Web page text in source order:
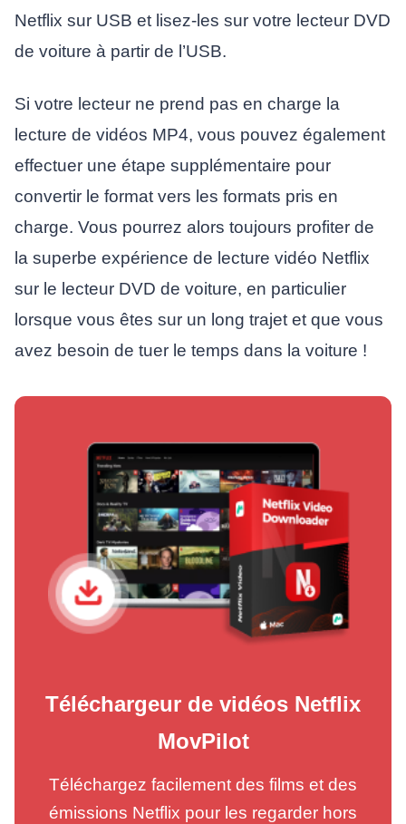
Netflix sur USB et lisez-les sur votre lecteur DVD
de voiture à partir de l’USB.
Si votre lecteur ne prend pas en charge la
lecture de vidéos MP4, vous pouvez également
effectuer une étape supplémentaire pour
convertir le format vers les formats pris en
charge. Vous pourrez alors toujours profiter de
la superbe expérience de lecture vidéo Netflix
sur le lecteur DVD de voiture, en particulier
lorsque vous êtes sur un long trajet et que vous
avez besoin de tuer le temps dans la voiture !
Téléchargeur de vidéos Netflix
MovPilot
Téléchargez facilement des films et des
émissions Netflix pour les regarder hors